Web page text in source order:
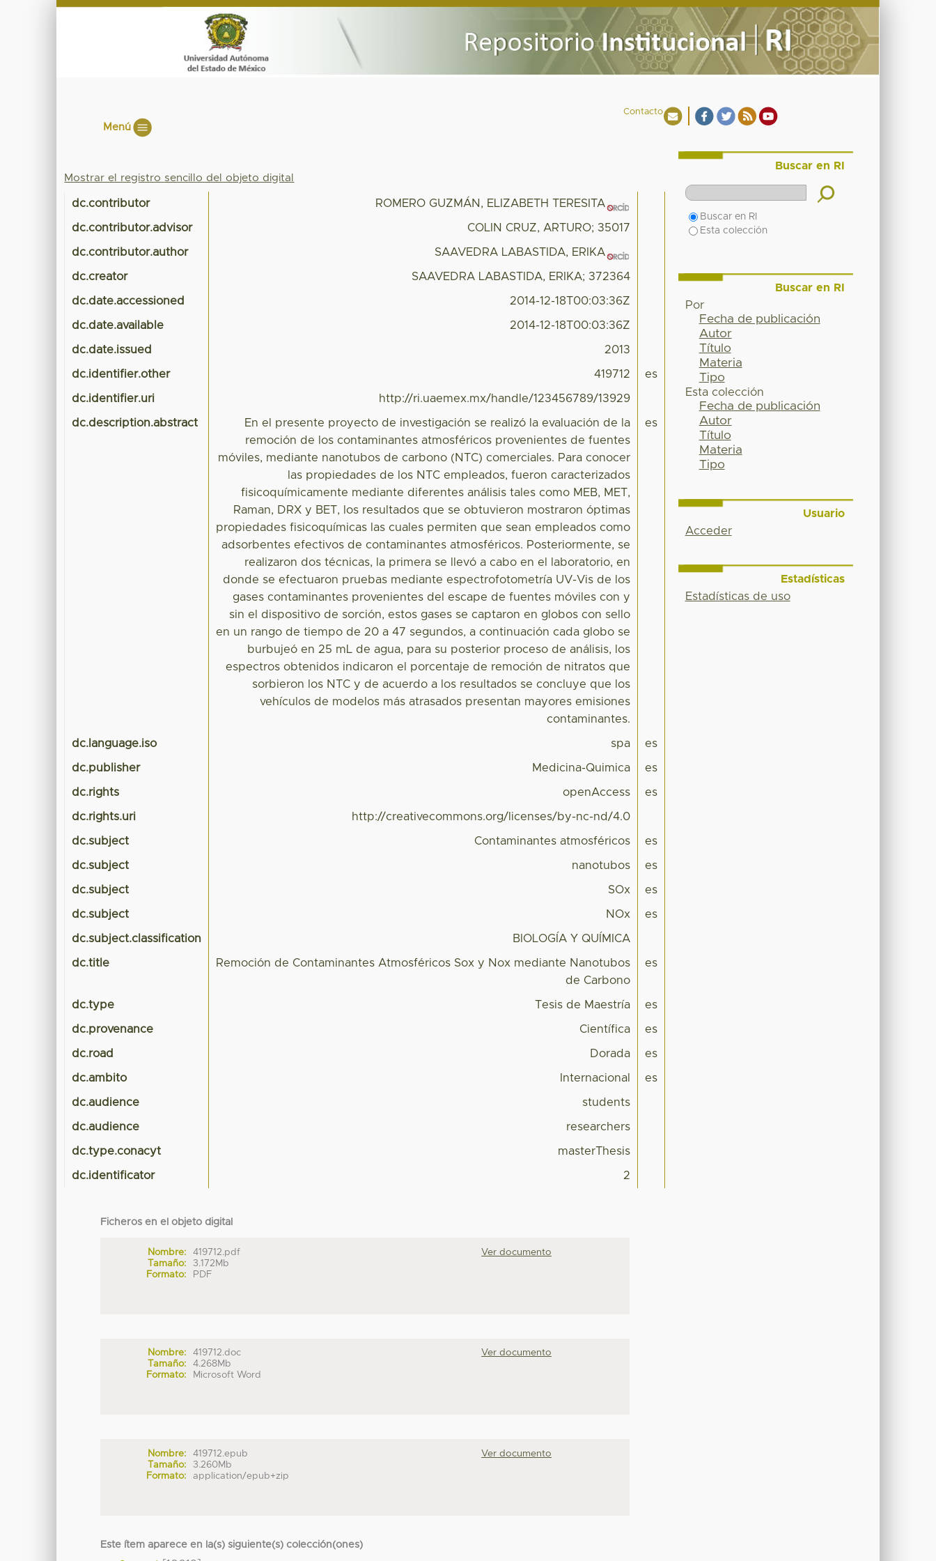
Contacto
Menú
Mostrar el registro sencillo del objeto digital
dc.contributor ROMERO GUZMÁN, ELIZABETH TERESITA
dc.contributor.advisor COLIN CRUZ, ARTURO; 35017
dc.contributor.author SAAVEDRA LABASTIDA, ERIKA
dc.creator SAAVEDRA LABASTIDA, ERIKA; 372364
dc.date.accessioned 2014-12-18T00:03:36Z
dc.date.available 2014-12-18T00:03:36Z
dc.date.issued 2013
dc.identifier.other 419712 es
dc.identifier.uri http://ri.uaemex.mx/handle/123456789/13929
dc.description.abstract
En el presente proyecto de investigación se realizó la evaluación de la
remoción de los contaminantes atmosféricos provenientes de fuentes
móviles, mediante nanotubos de carbono (NTC) comerciales. Para conocer
las propiedades de los NTC empleados, fueron caracterizados
fisicoquímicamente mediante diferentes análisis tales como MEB, MET,
Raman, DRX y BET, los resultados que se obtuvieron mostraron óptimas
propiedades fisicoquímicas las cuales permiten que sean empleados como
adsorbentes efectivos de contaminantes atmosféricos. Posteriormente, se
realizaron dos técnicas, la primera se llevó a cabo en el laboratorio, en
donde se efectuaron pruebas mediante espectrofotometría UV-Vis de los
gases contaminantes provenientes del escape de fuentes móviles con y
sin el dispositivo de sorción, estos gases se captaron en globos con sello
en un rango de tiempo de 20 a 47 segundos, a continuación cada globo se
burbujeó en 25 mL de agua, para su posterior proceso de análisis, los
espectros obtenidos indicaron el porcentaje de remoción de nitratos que
sorbieron los NTC y de acuerdo a los resultados se concluye que los
vehículos de modelos más atrasados presentan mayores emisiones
contaminantes.
es
dc.language.iso spa es
dc.publisher Medicina-Quimica es
dc.rights openAccess es
dc.rights.uri http://creativecommons.org/licenses/by-nc-nd/4.0
dc.subject Contaminantes atmosféricos es
dc.subject nanotubos es
dc.subject SOx es
dc.subject NOx es
dc.subject.classification BIOLOGÍA Y QUÍMICA
dc.title
Remoción de Contaminantes Atmosféricos Sox y Nox mediante Nanotubos
de Carbono
es
dc.type Tesis de Maestría es
dc.provenance Científica es
dc.road Dorada es
dc.ambito Internacional es
dc.audience students
dc.audience researchers
dc.type.conacyt masterThesis
dc.identificator 2
Ficheros en el objeto digital
Nombre:
419712.pdf
Tamaño:
3.172Mb
Formato:
PDF
Ver documento
Nombre:
419712.doc
Tamaño:
4.268Mb
Formato:
Microsoft Word
Ver documento
Nombre:
419712.epub
Tamaño:
3.260Mb
Formato:
application/epub+zip
Ver documento
Este ítem aparece en la(s) siguiente(s) colección(ones)
Buscar en RI
Buscar en RI
Esta colección
Buscar en RI
Por
Fecha de publicación
Autor
Título
Materia
Tipo
Esta colección
Fecha de publicación
Autor
Título
Materia
Tipo
Usuario
Acceder
Estadísticas
Estadísticas de uso